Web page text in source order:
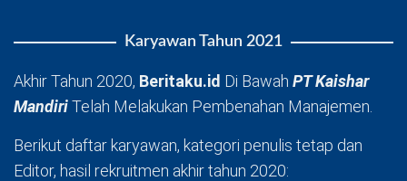
Karyawan Tahun 2021
Akhir Tahun 2020, Beritaku.id Di Bawah PT Kaishar
MandiriTelah Melakukan Pembenahan Manajemen.
Berikut daftar karyawan, kategori penulis tetap dan
Editor, hasil rekruitmen akhir tahun 2020: